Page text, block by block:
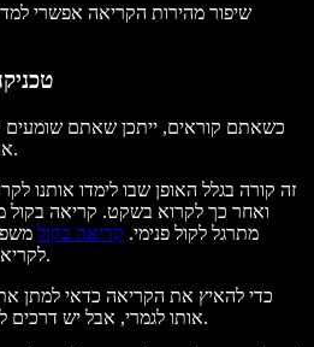
שיפור מהירות הקריאה אפשרי
טכניקה 1 - עצירת הקול
כשאתם קוראים, ייתכן שאתם שומעים
או בשפה מקצועית – תת-קוליות.
זה קורה בגלל האופן שבו לימדו אותנו
ואחר כך לקרוא בשקט. קריאה בקול
מתרגל לקול פנימי. קריאה בקול
לקריאה שקטה, תת-הקוליות נשמרת.
כדי להאיץ את הקריאה כדאי למתן
אותו לגמרי, אבל יש דרכים להחליש אותו ולקרוא מהר יותר.